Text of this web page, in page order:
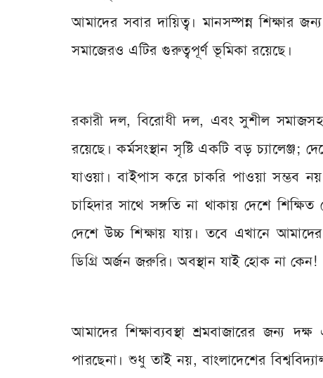
আমাদের সবার দায়িত্ব। মানসম্পন্ন শিক্ষার
সমাজেরও এটির গুরুত্বপূর্ণ ভূমিকা রয়েছে।
রকারী দল, বিরোধী দল, এবং সুশীল সমাজসহ
রয়েছে। কর্মসংস্থান সৃষ্টি একটি বড় চ্যালেঞ্জ;
যাওয়া। বাইপাস করে চাকরি পাওয়া সম্ভব
চাহিদার সাথে সঙ্গতি না থাকায় দেশে শিক্ষিত
দেশে উচ্চ শিক্ষায় যায়। তবে এখানে আমাদের
ডিগ্রি অর্জন জরুরি। অবস্থান যাই হোক না কেন!
আমাদের শিক্ষাব্যবস্থা শ্রমবাজারের জন্য
পারছেনা। শুধু তাই নয়, বাংলাদেশের